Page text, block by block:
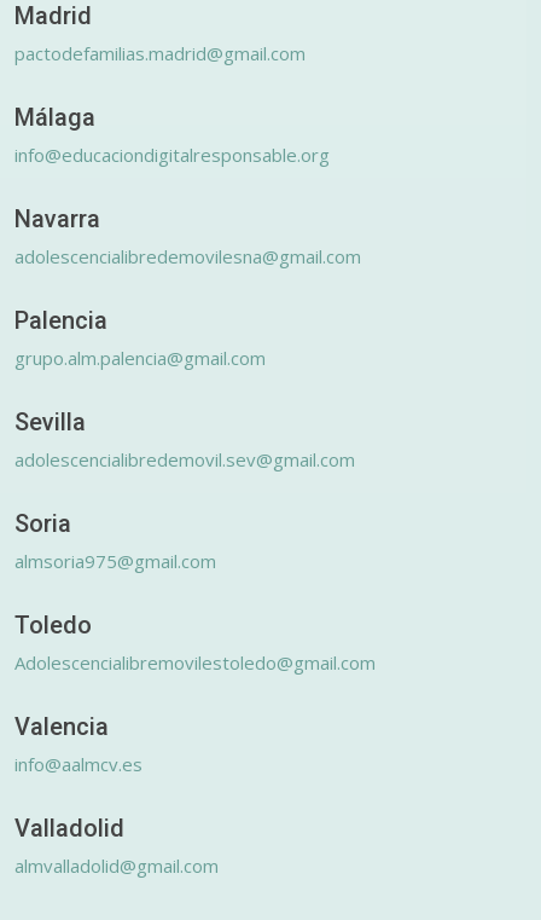
Madrid
pactodefamilias.madrid@gmail.com
Málaga
info@educaciondigitalresponsable.org
Navarra
adolescencialibredemovilesna@gmail.com
Palencia
grupo.alm.palencia@gmail.com
Sevilla
adolescencialibredemovil.sev@gmail.com
Soria
almsoria975@gmail.com
Toledo
Adolescencialibremovilestoledo@gmail.com
Valencia
info@aalmcv.es
Valladolid
almvalladolid@gmail.com